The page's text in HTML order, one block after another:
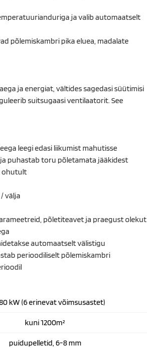
ja valib automaatselt
põlemiskambri pika eluea, madalate
ja energiat, vältides sagedasi süütimisi
suitsugaasi ventilaatorit. See
leegi edasi liikumist mahutisse
puhastab toru põletamata jääkidest
ohutult
välja
põletiteavet ja praegust olekut
automaatselt välistigu
perioodiliselt põlemiskambri
kW (6 erinevat võimsusastet)
kuni 1200m²
puidupelletid, 6-8 mm